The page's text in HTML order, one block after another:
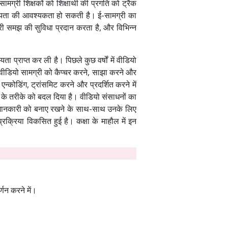
शिक्षकों को शिक्षार्थी की प्रगति को ट्रैक
की आवश्यकता हो सकती है। ई-सामग्री का
समझ की सुविधा प्रदान करता है, और विभिन्न
प्राप्त कर ली है। पिछले कुछ वर्षों में वीडियो
सामग्री को कैप्चर करने, साझा करने और
ट्रांसमिट करने और प्रदर्शित करने में
तरीके को बदल दिया है। वीडियो संसाधनों का
को बनाए रखने के साथ-साथ उनके लिए
विकसित हुई है। कक्षा के माहौल में इन
करने में।